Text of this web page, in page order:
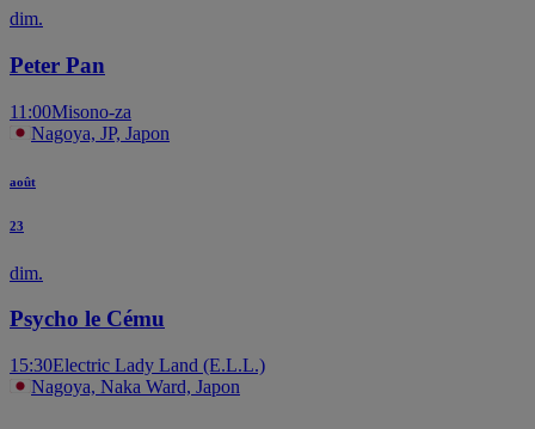
dim.
Peter Pan
11:00Misono-za
Nagoya, JP, Japon
août
23
dim.
Psycho le Cému
15:30Electric Lady Land (E.L.L.)
Nagoya, Naka Ward, Japon